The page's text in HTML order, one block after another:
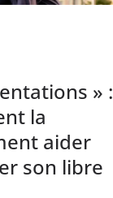
» :
la
aider
son libre